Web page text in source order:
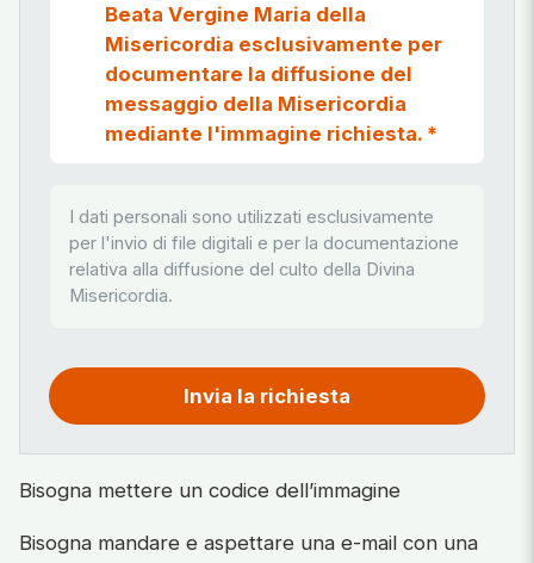
Beata Vergine Maria della
Misericordia esclusivamente per
documentare la diffusione del
messaggio della Misericordia
mediante l'immagine richiesta. *
I dati personali sono utilizzati esclusivamente
per l'invio di file digitali e per la documentazione
relativa alla diffusione del culto della Divina
Misericordia.
Invia la richiesta
Bisogna mettere un codice dell’immagine
Bisogna mandare e aspettare una e-mail con una